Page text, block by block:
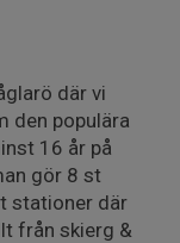
där vi
den populära
16 år på
gör 8 st
stationer där
från skierg &